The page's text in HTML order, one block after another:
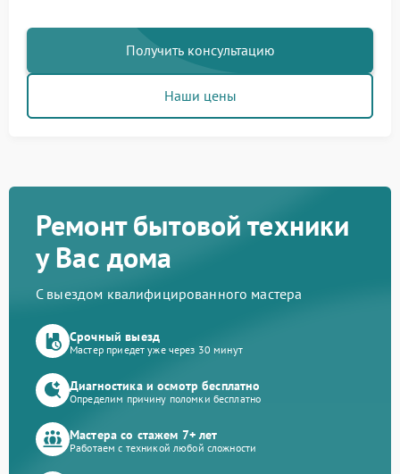
Получить консультацию
Наши цены
Ремонт бытовой техники
у Вас дома
С выездом квалифицированного мастера
Срочный выезд
Мастер приедет уже через 30 минут
Диагностика и осмотр бесплатно
Определим причину поломки бесплатно
Мастера со стажем 7+ лет
Работаем с техникой любой сложности